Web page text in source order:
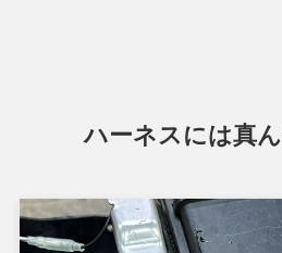
ハーネスには真